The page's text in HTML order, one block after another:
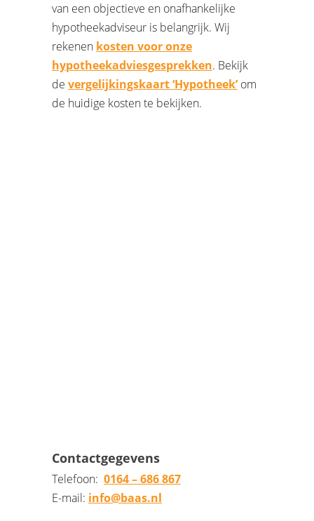
van een objectieve en onafhankelijke
hypotheekadviseur is belangrijk. Wij
rekenen kosten voor onze
hypotheekadviesgesprekken. Bekijk
de vergelijkingskaart ‘Hypotheek’om
de huidige kosten te bekijken.
Contactgegevens
Telefoon: 0164 – 686 867
E-mail: info@baas.nl